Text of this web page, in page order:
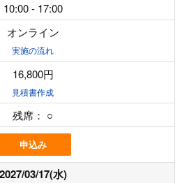
10:00 - 17:00
オンライン
実施の流れ
16,800円
見積書作成
残席： ○
申込み
2027/03/17(水)